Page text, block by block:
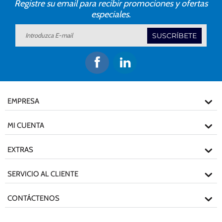
Registre su email para recibir promociones y ofertas
especiales.
SUSCRÍBETE
EMPRESA
MI CUENTA
EXTRAS
SERVICIO AL CLIENTE
CONTÁCTENOS